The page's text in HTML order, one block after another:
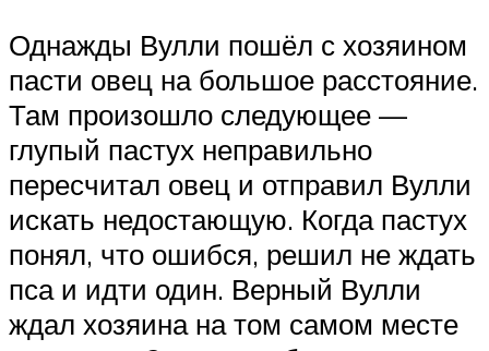
Однажды Вулли пошёл с хозяином
пасти овец на большое расстояние.
Там произошло следующее —
глупый пастух неправильно
пересчитал овец и отправил Вулли
искать недостающую. Когда пастух
понял, что ошибся, решил не ждать
пса и идти один. Верный Вулли
ждал хозяина на том самом месте